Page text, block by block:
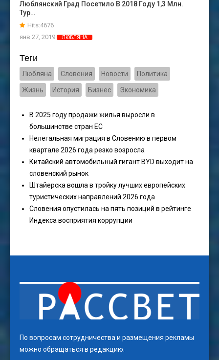
Люблянский Град Посетило В 2018 Году 1,3 Млн.
Тур…
Hits:4676
янв 27, 2019
ЛЮБЛЯНА
Теги
Любляна Словения Новости Политика
Жизнь История Бизнес Экономика
В 2025 году продажи жилья выросли в
большинстве стран ЕС
Нелегальная миграция в Словению в первом
квартале 2026 года резко возросла
Китайский автомобильный гигант BYD выходит на
словенский рынок
Штайерска вошла в тройку лучших европейских
туристических направлений 2026 года
Словения опустилась на пять позиций в рейтинге
Индекса восприятия коррупции
По вопросам сотрудничества и размещения рекламы
можно обращаться в редакцию: